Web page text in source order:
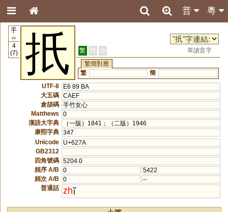
粵
普
手
64
4
(7)
扺 繁 簡 港
單讀音字
繁簡對應
繁
簡
UTF-8
E6 89 BA
大五碼 CAEF
倉頡碼 手竹女心
Matthews
0
漢語大字典
（一版）1841；（二版）1946
康熙字典 347
Unicode
U+627A
GB2312
四角號碼 5204.0
頻序 A/B
0
5422
頻次 A/B
0
--
普通話 zh